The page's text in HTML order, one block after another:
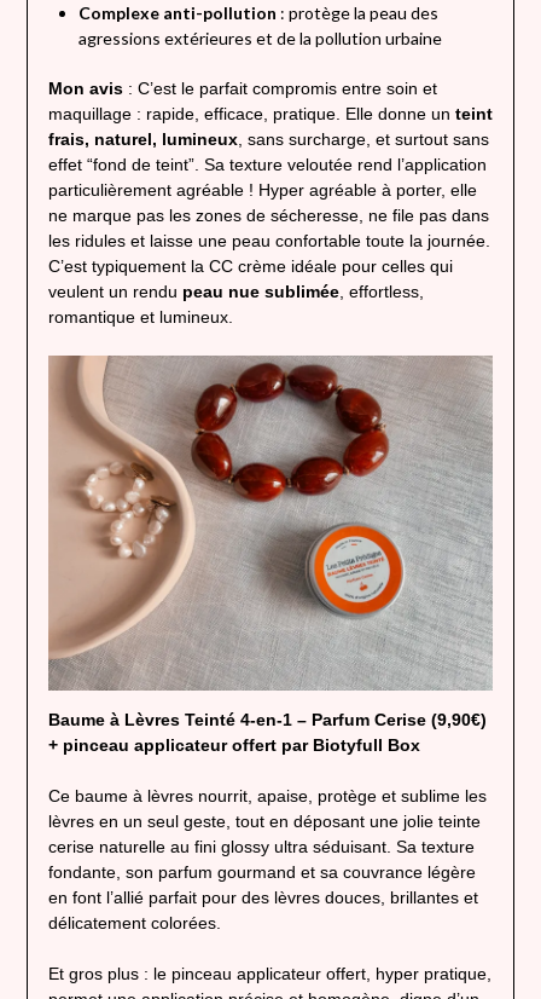
Complexe anti-pollution : protège la peau des
agressions extérieures et de la pollution urbaine
Mon avis: C’est le parfait compromis entre soin et
maquillage : rapide, efficace, pratique. Elle donne un teint
frais, naturel, lumineux, sans surcharge, et surtout sans
effet “fond de teint”. Sa texture veloutée rend l’application
particulièrement agréable ! Hyper agréable à porter, elle
ne marque pas les zones de sécheresse, ne file pas dans
les ridules et laisse une peau confortable toute la journée.
C’est typiquement la CC crème idéale pour celles qui
veulent un rendu peau nue sublimée, effortless,
romantique et lumineux.
Baume à Lèvres Teinté 4-en-1 – Parfum Cerise (9,90€)
+ pinceau applicateur offert par Biotyfull Box
Ce baume à lèvres nourrit, apaise, protège et sublime les
lèvres en un seul geste, tout en déposant une jolie teinte
cerise naturelle au fini glossy ultra séduisant. Sa texture
fondante, son parfum gourmand et sa couvrance légère
en font l’allié parfait pour des lèvres douces, brillantes et
délicatement colorées.
Et gros plus : le pinceau applicateur offert, hyper pratique,